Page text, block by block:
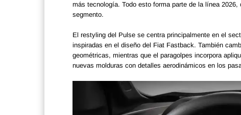
más tecnología. Todo esto forma parte de la línea
segmento.
El restyling del Pulse se centra principalmente en el
inspiradas en el diseño del Fiat Fastback. También
geométricas, mientras que el paragolpes incorpora
nuevas molduras con detalles aerodinámicos en los